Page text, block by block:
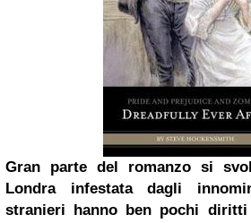
Gran parte del romanzo si
Londra infestata dagli
stranieri hanno ben pochi